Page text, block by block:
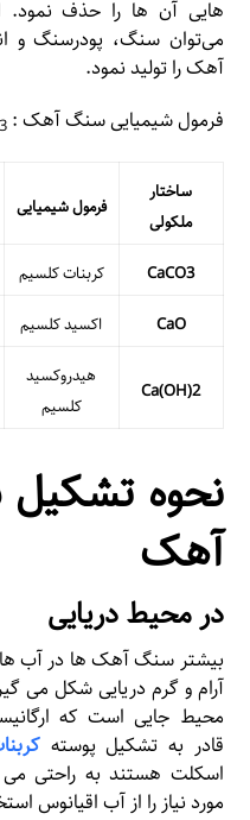
هایی آن ها را حذف نمود.
می‌توان سنگ، پودر‌سنگ و
آهک را تولید نمود.
فرمول شیمیایی سنگ آهک : CaCO
ساختار
ملکولی
فرمول شیمیایی
CaCO3 کربنات کلسیم
CaO
اکسید کلسیم
Ca(OH)2
هیدروکسید
کلسیم
نحوه
آهک
در محیط دریایی
بیشتر سنگ آهک ها در آب
آرام و گرم دریایی شکل می
محیط جایی است که
قادر به تشکیل پوسته
اسکلت هستند به راحتی می
مورد نیاز را از آب اقیانوس